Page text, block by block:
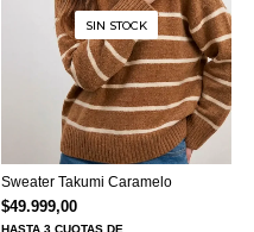
SIN STOCK
Sweater Takumi Caramelo
$49.999,00
HASTA3 CUOTAS DE